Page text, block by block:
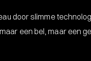
door slimme
een bel, maar een